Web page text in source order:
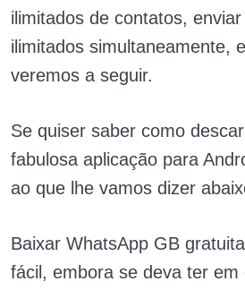
ilimitados de contatos,
ilimitados simultaneamente,
veremos a seguir.
Se quiser saber como
fabulosa aplicação para
ao que lhe vamos dizer
Baixar WhatsApp GB
fácil, embora se deva ter em